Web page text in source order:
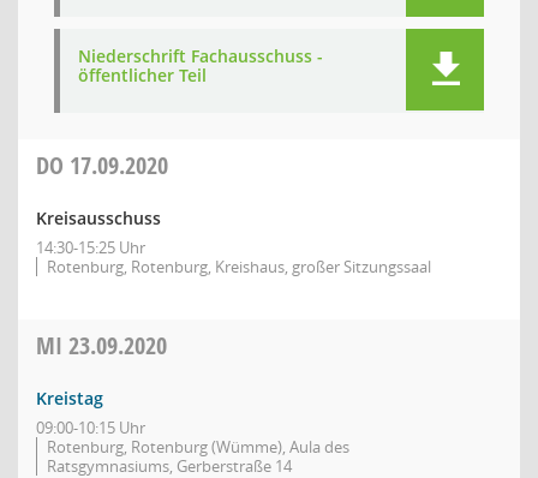
Niederschrift Fachausschuss -
öffentlicher Teil
DO 17.09.2020
Kreisausschuss
14:30-15:25 Uhr
Rotenburg, Rotenburg, Kreishaus, großer Sitzungssaal
MI 23.09.2020
Kreistag
09:00-10:15 Uhr
Rotenburg, Rotenburg (Wümme), Aula des
Ratsgymnasiums, Gerberstraße 14